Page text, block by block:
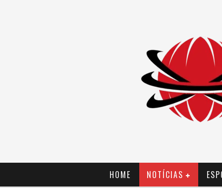
HOME NOTÍCIAS